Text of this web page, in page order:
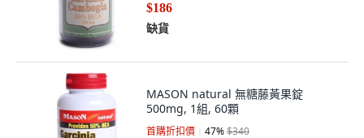
$186
缺貨
MASON natural 無糖藤黃果錠
500mg, 1組, 60顆
首購折扣價 47%$340